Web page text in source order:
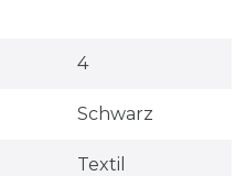
4
Schwarz
Textil